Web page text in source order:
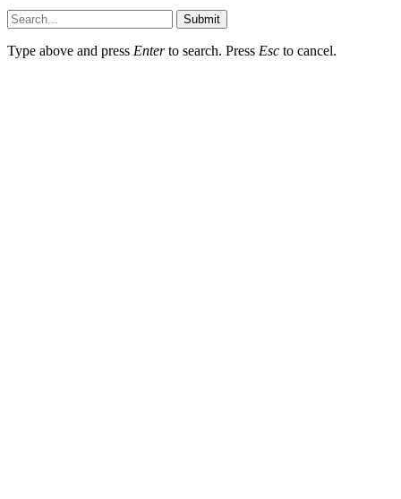
Submit
Type above and press Enterto search. Press Esc to cancel.